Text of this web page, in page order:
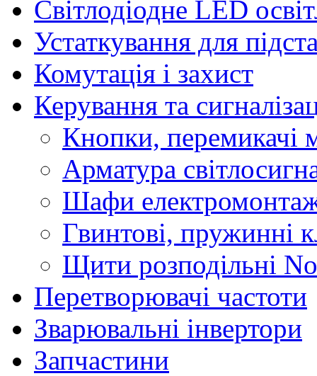
Світлодіодне LED
Устаткування для
Комутація і захист
Керування та
Кнопки, перемикачі
Арматура
Шафи
Гвинтові, пружинні
Щити розподільні
Перетворювачі частоти
Зварювальні інвертори
Запчастини